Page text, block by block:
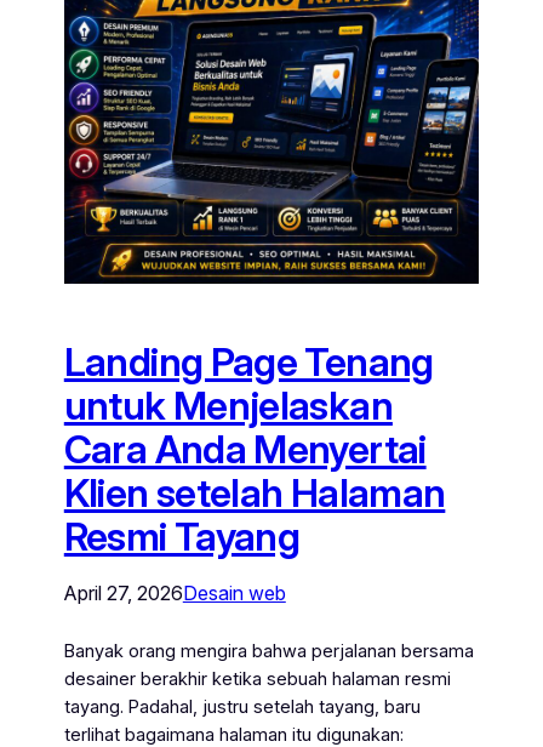
Landing Page Tenang
untuk Menjelaskan
Cara Anda Menyertai
Klien setelah Halaman
Resmi Tayang
April 27, 2026Desain web
Banyak orang mengira bahwa perjalanan bersama
desainer berakhir ketika sebuah halaman resmi
tayang. Padahal, justru setelah tayang, baru
terlihat bagaimana halaman itu digunakan: